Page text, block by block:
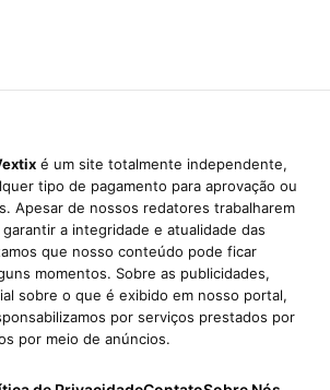
é um site totalmente independente,
tipo de pagamento para aprovação ou
Apesar de nossos redatores trabalharem
a integridade e atualidade das
que nosso conteúdo pode ficar
momentos. Sobre as publicidades,
sobre o que é exibido em nosso portal,
por serviços prestados por
por meio de anúncios.